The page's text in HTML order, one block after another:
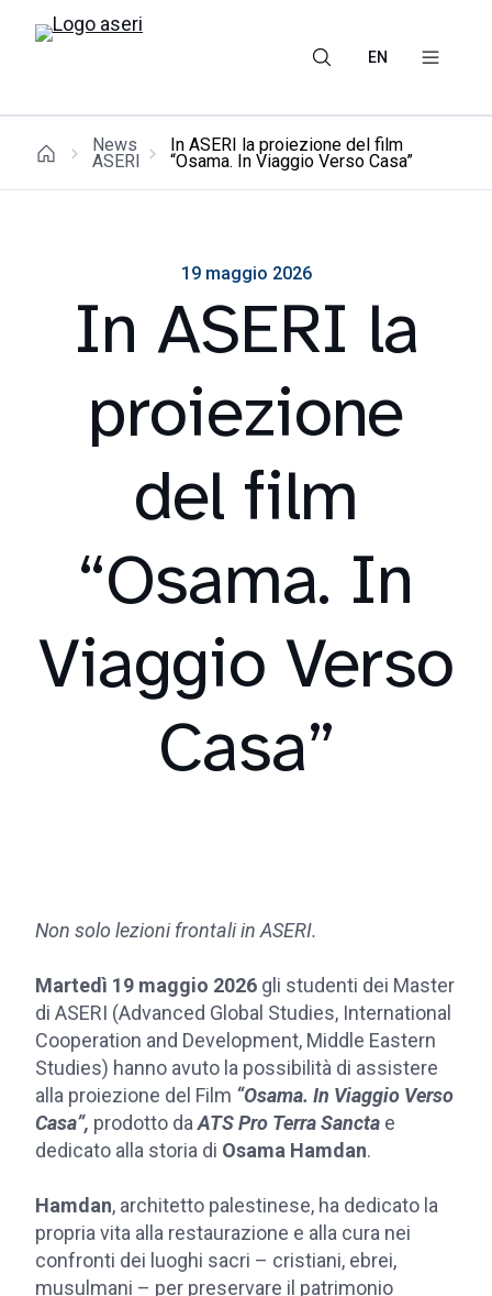
EN
News
ASERI
In ASERI la proiezione del film
“Osama. In Viaggio Verso Casa”
19 maggio 2026
In ASERI la
proiezione
del film
“Osama. In
Viaggio Verso
Casa”
Non solo lezioni frontali in ASERI.
Martedì 19 maggio 2026 gli studenti dei Master
di ASERI (Advanced Global Studies, International
Cooperation and Development, Middle Eastern
Studies) hanno avuto la possibilità di assistere
alla proiezione del Film “Osama. In Viaggio Verso
Casa”, prodotto daATS Pro Terra Sancta e
dedicato alla storia di Osama Hamdan.
Hamdan, architetto palestinese, ha dedicato la
propria vita alla restaurazione e alla cura nei
confronti dei luoghi sacri – cristiani, ebrei,
musulmani – per preservare il patrimonio